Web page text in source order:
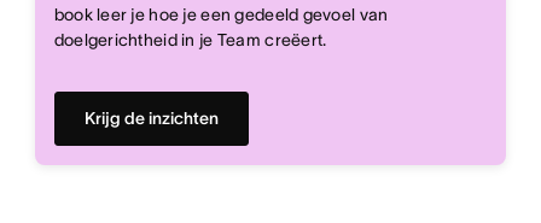
book leer je hoe je een gedeeld gevoel van
doelgerichtheid in je Team creëert.
Krijg de inzichten